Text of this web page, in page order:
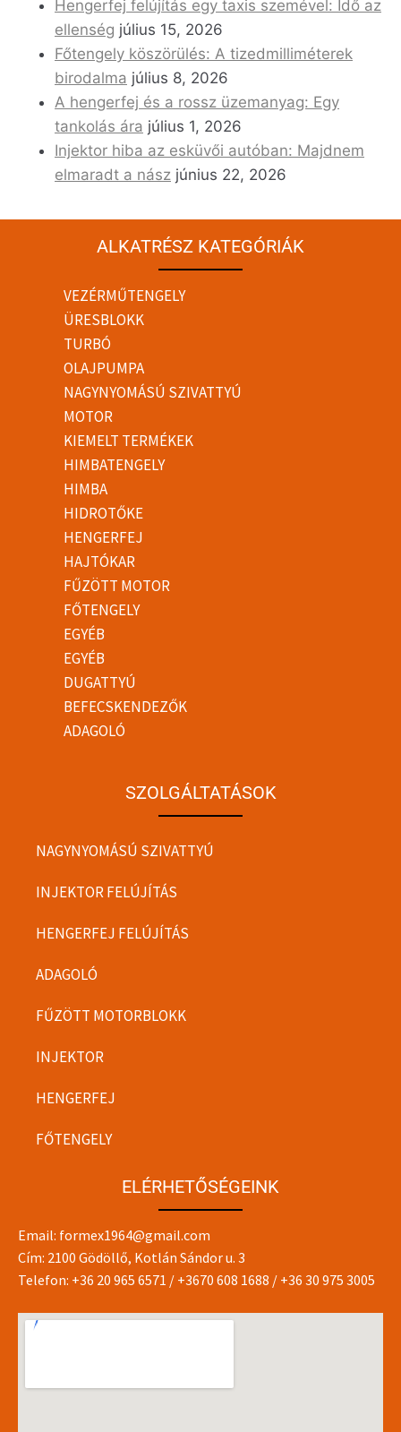
Hengerfej felújítás egy taxis szemével: Idő az
ellenség július 15, 2026
Főtengely köszörülés: A tizedmilliméterek
birodalma július 8, 2026
A hengerfej és a rossz üzemanyag: Egy
tankolás ára július 1, 2026
Injektor hiba az esküvői autóban: Majdnem
elmaradt a nász június 22, 2026
ALKATRÉSZ KATEGÓRIÁK
VEZÉRMŰTENGELY
ÜRESBLOKK
TURBÓ
OLAJPUMPA
NAGYNYOMÁSÚ SZIVATTYÚ
MOTOR
KIEMELT TERMÉKEK
HIMBATENGELY
HIMBA
HIDROTŐKE
HENGERFEJ
HAJTÓKAR
FŰZÖTT MOTOR
FŐTENGELY
EGYÉB
EGYÉB
DUGATTYÚ
BEFECSKENDEZŐK
ADAGOLÓ
SZOLGÁLTATÁSOK
NAGYNYOMÁSÚ SZIVATTYÚ
INJEKTOR FELÚJÍTÁS
HENGERFEJ FELÚJÍTÁS
ADAGOLÓ
FŰZÖTT MOTORBLOKK
INJEKTOR
HENGERFEJ
FŐTENGELY
ELÉRHETŐSÉGEINK
Email: formex1964@gmail.com
Cím: 2100 Gödöllő, Kotlán Sándor u. 3
Telefon: +36 20 965 6571 / +3670 608 1688 / +36 30 975 3005